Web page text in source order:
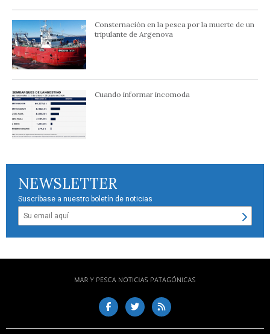
Consternación en la pesca por la muerte de un
tripulante de Argenova
Cuando informar incomoda
NEWSLETTER
Suscríbase a nuestro boletín de noticias